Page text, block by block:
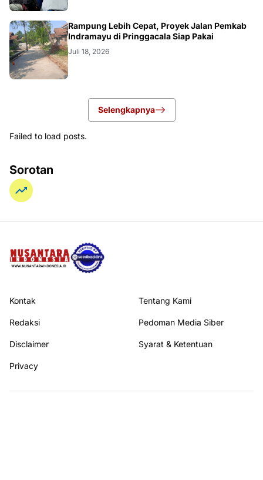
LOKAL
Rampung Lebih Cepat, Proyek Jalan Pemkab
Indramayu di Pringgacala Siap Pakai
Juli 18, 2026
Selengkapnya
Failed to load posts.
Sorotan
Kontak Tentang Kami
Redaksi Pedoman Media Siber
Disclaimer Syarat & Ketentuan
Privacy